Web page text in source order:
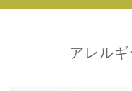
アレル